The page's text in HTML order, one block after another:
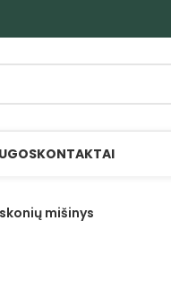
KONTAKTAI
mišinys